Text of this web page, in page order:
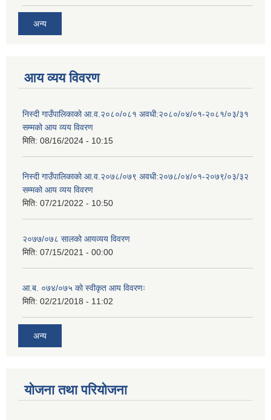
अन्य
आय व्यय विवरण
निस्दी गाउँपालिकाको आ.व.२०८०/०८१ अवधी:२०८०/०४/०१-२०८१/०३/३१
सम्मको आय व्यय विवरण
मिति: 08/16/2024 - 10:15
निस्दी गाउँपालिकाको आ.व.२०७८/०७९ अवधी:२०७८/०४/०१-२०७९/०३/३२
सम्मको आय व्यय विवरण
मिति: 07/21/2022 - 10:50
२०७७/०७८ सालको आयव्यय विवरण
मिति: 07/15/2021 - 00:00
आ.ब. ०७४/०७५ को स्वीकृत आय विवरणः
मिति: 02/21/2018 - 11:02
अन्य
योजना तथा परियोजना